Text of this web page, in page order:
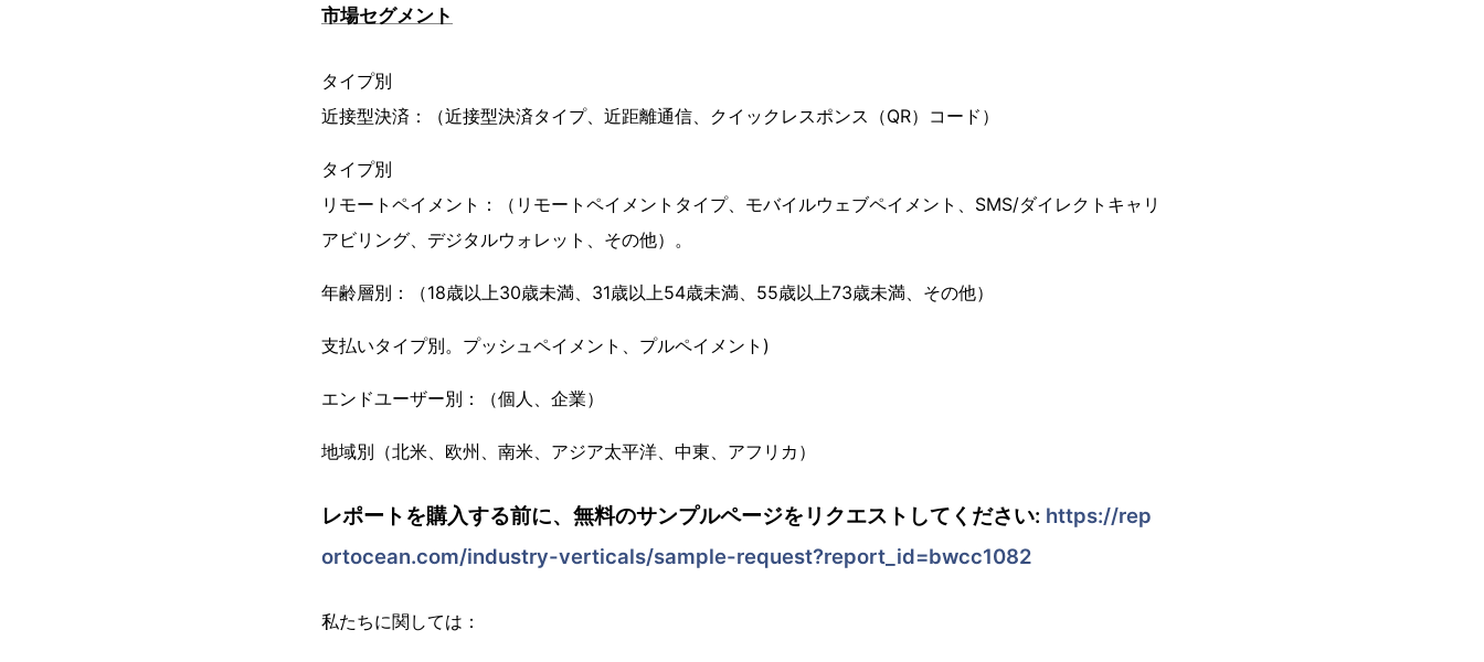
市場セグメント
タイプ別
近接型決済：（近接型決済タイプ、近距離通信、クイックレスポンス（QR）コード）
タイプ別
リモートペイメント：（リモートペイメントタイプ、モバイルウェブペイメント、SMS/ダイレクトキャリ
アビリング、デジタルウォレット、その他）。
年齢層別：（18歳以上30歳未満、31歳以上54歳未満、55歳以上73歳未満、その他）
支払いタイプ別。プッシュペイメント、プルペイメント)
エンドユーザー別：（個人、企業）
地域別（北米、欧州、南米、アジア太平洋、中東、アフリカ）
レポートを購入する前に、無料のサンプルページをリクエストしてください: https://rep
ortocean.com/industry-verticals/sample-request?report_id=bwcc1082
私たちに関しては：